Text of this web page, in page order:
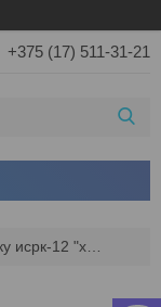
+375 (17) 511-31-21